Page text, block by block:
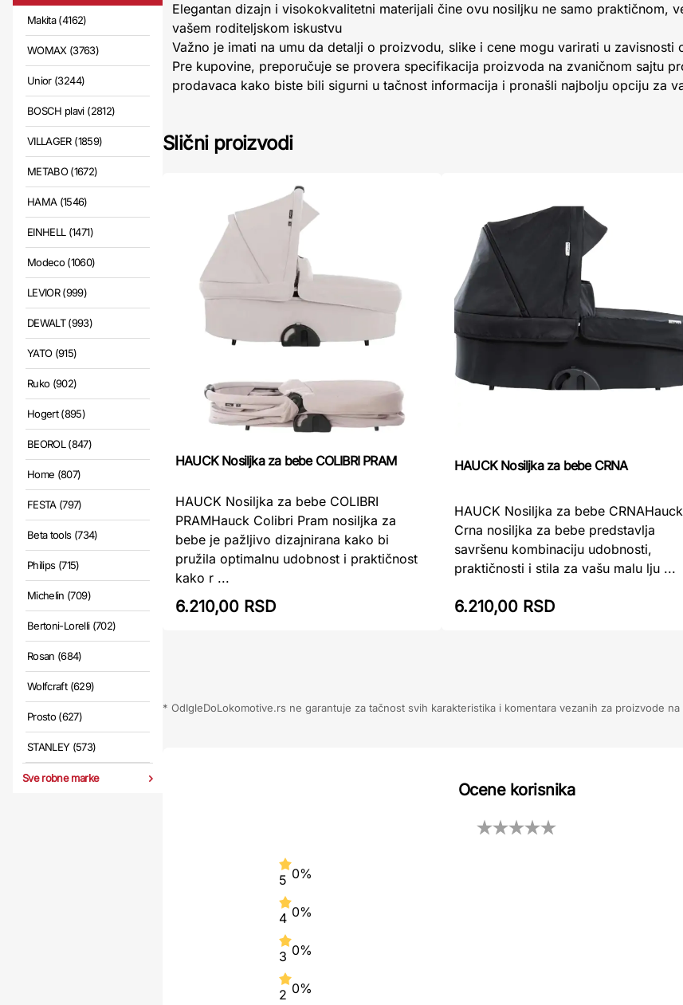
Makita (4162)
WOMAX (3763)
Unior (3244)
BOSCH plavi (2812)
VILLAGER (1859)
METABO (1672)
HAMA (1546)
EINHELL (1471)
Modeco (1060)
LEVIOR (999)
DEWALT (993)
YATO (915)
Ruko (902)
Hogert (895)
BEOROL (847)
Home (807)
FESTA (797)
Beta tools (734)
Philips (715)
Michelin (709)
Bertoni-Lorelli (702)
Rosan (684)
Wolfcraft (629)
Prosto (627)
STANLEY (573)
Sve robne marke
Elegantan dizajn i visokokvalitetni materijali čine ovu nosiljku ne samo praktičnom,
vašem roditeljskom iskustvu
Važno je imati na umu da detalji o proizvodu, slike i cene mogu varirati u zavisnosti
Pre kupovine, preporučuje se provera specifikacija proizvoda na zvaničnom sajtu
prodavaca kako biste bili sigurni u tačnost informacija i pronašli najbolju opciju za
Slični proizvodi
HAUCK Nosiljka za bebe COLIBRI PRAM
HAUCK Nosiljka za bebe COLIBRI
PRAMHauck Colibri Pram nosiljka za
bebe je pažljivo dizajnirana kako bi
pružila optimalnu udobnost i praktičnost
kako r ...
6.210,00 RSD
HAUCK Nosiljka za bebe CRNA
HAUCK Nosiljka za bebe CRNAHauck
Crna nosiljka za bebe predstavlja
savršenu kombinaciju udobnosti,
praktičnosti i stila za vašu malu lju ...
6.210,00 RSD
* OdIgleDoLokomotive.rs ne garantuje za tačnost svih karakteristika i komentara vezanih za proizvode na
Ocene korisnika
5 0%
4 0%
3 0%
2 0%